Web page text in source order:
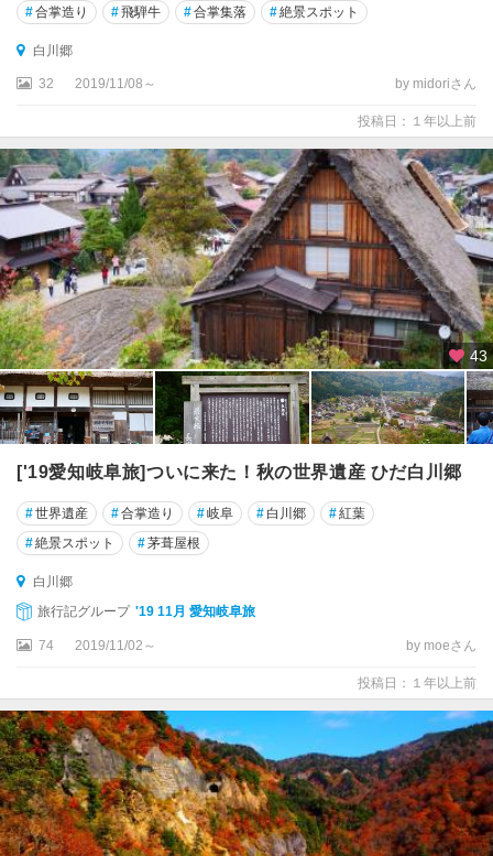
#合掌造り #飛騨牛 #合掌集落 #絶景スポット
白川郷
32 2019/11/08～ by midoriさん
投稿日：１年以上前
43
['19愛知岐阜旅]ついに来た！秋の世界遺産 ひだ白川郷
#世界遺産 #合掌造り #岐阜 # 白川郷 #紅葉
#絶景スポット #茅葺屋根
白川郷
旅行記グループ '19 11月 愛知岐阜旅
74 2019/11/02～ by moeさん
投稿日：１年以上前